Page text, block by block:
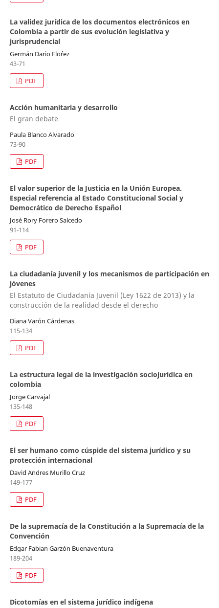
La validez jurídica de los documentos electrónicos en
Colombia a partir de sus evolución legislativa y
jurisprudencial
Germán Dario Flo´´rez
43-71
PDF
Acción humanitaria y desarrollo
El gran debate
Paula Blanco Alvarado
73-90
PDF
El valor superior de la Justicia en la Unión Europea.
Especial referencia al Estado Constitucional Social y
Democrático de Derecho Español
José Rory Forero Salcedo
91-114
PDF
La ciudadanía juvenil y los mecanismos de participación en
jóvenes
El Estatuto de Ciudadanía Juvenil (Ley 1622 de 2013) y la
construcción de la realidad desde el derecho
Diana Varón Cárdenas
115-134
PDF
La estructura legal de la investigación sociojurídica en
colombia
Jorge Carvajal
135-148
PDF
El ser humano como cúspide del sistema jurídico y su
protección internacional
David Andres Murillo Cruz
149-177
PDF
De la supremacía de la Constitución a la Supremacía de la
Convención
Edgar Fabian Garzón Buenaventura
189-204
PDF
Dicotomías en el sistema jurídico indígena